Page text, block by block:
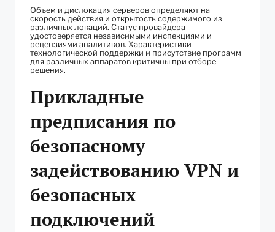
Объем и дислокация серверов определяют на
скорость действия и открытость содержимого из
различных локаций. Статус провайдера
удостоверяется независимыми инспекциями и
рецензиями аналитиков. Характеристики
технологической поддержки и присутствие программ
для различных аппаратов критичны при отборе
решения.
Прикладные
предписания по
безопасному
задействованию VPN и
безопасных
подключений